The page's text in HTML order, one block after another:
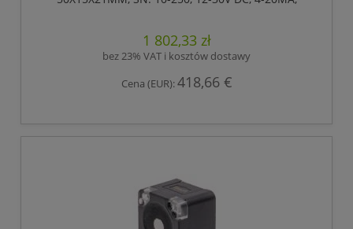
1 802,33 zł
bez 23% VAT i kosztów dostawy
Cena (EUR):418,66 €